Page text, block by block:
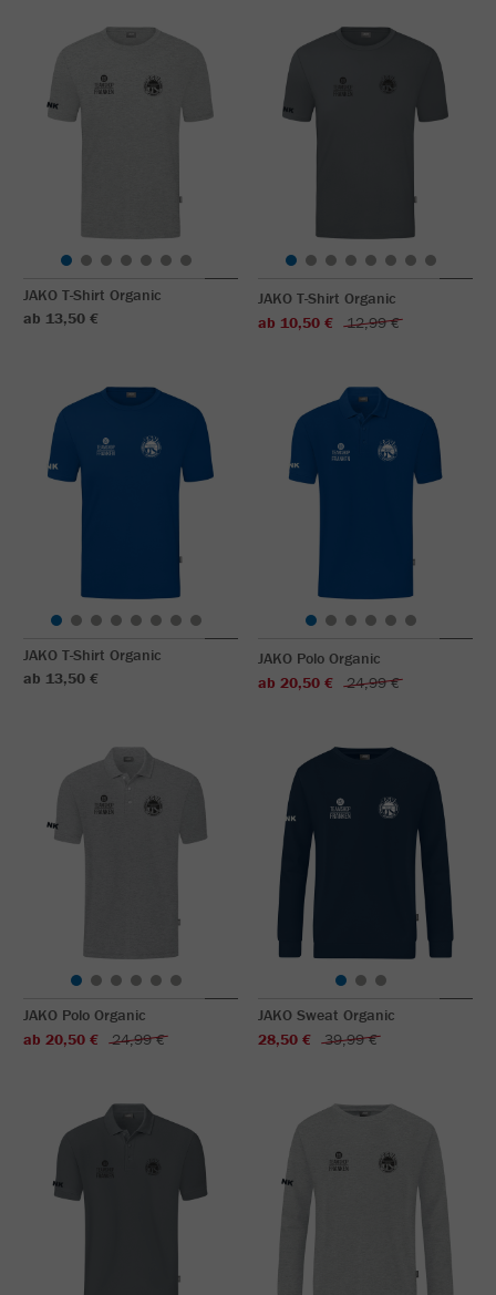
JAKO T-Shirt Organic
ab 13,50 €
JAKO T-Shirt Organic
ab 10,50 €
12,99 €
JAKO T-Shirt Organic
ab 13,50 €
JAKO Polo Organic
ab 20,50 €
24,99 €
JAKO Polo Organic
ab 20,50 €
24,99 €
JAKO Sweat Organic
28,50 €
39,99 €